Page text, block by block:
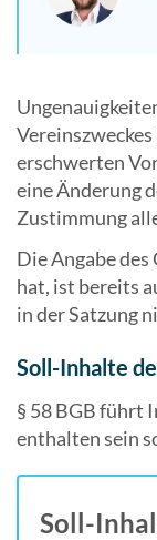
erschwerten
eine Änderung
Zustimmung
Die Angabe
hat, ist bereits
in der Satzung
Soll-Inhalte
§ 58 BGB führt
enthalten sein
Soll-